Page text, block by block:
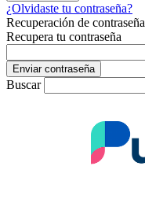
¿Olvidaste tu contraseña?
Recuperación de contraseña
Recupera tu contraseña
Buscar